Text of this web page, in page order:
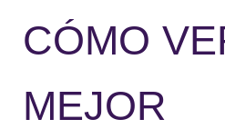
CÓMO
MEJOR